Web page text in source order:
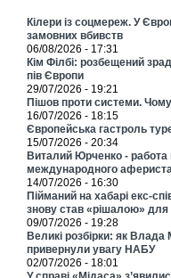
Кілери із соцмереж. У
замовних вбивств
06/08/2026 - 17:31
Кім Філбі: розбещений
пів Європи
29/07/2026 - 19:21
Пішов проти системи.
16/07/2026 - 18:15
Європейська гастроль
15/07/2026 - 20:34
Виталий Юрченко -
международного
14/07/2026 - 16:30
Пійманий на хабарі екс-
знову став «рішалою» для
09/07/2026 - 19:28
Великі розбірки: як
привернули увагу НАБУ
02/07/2026 - 18:01